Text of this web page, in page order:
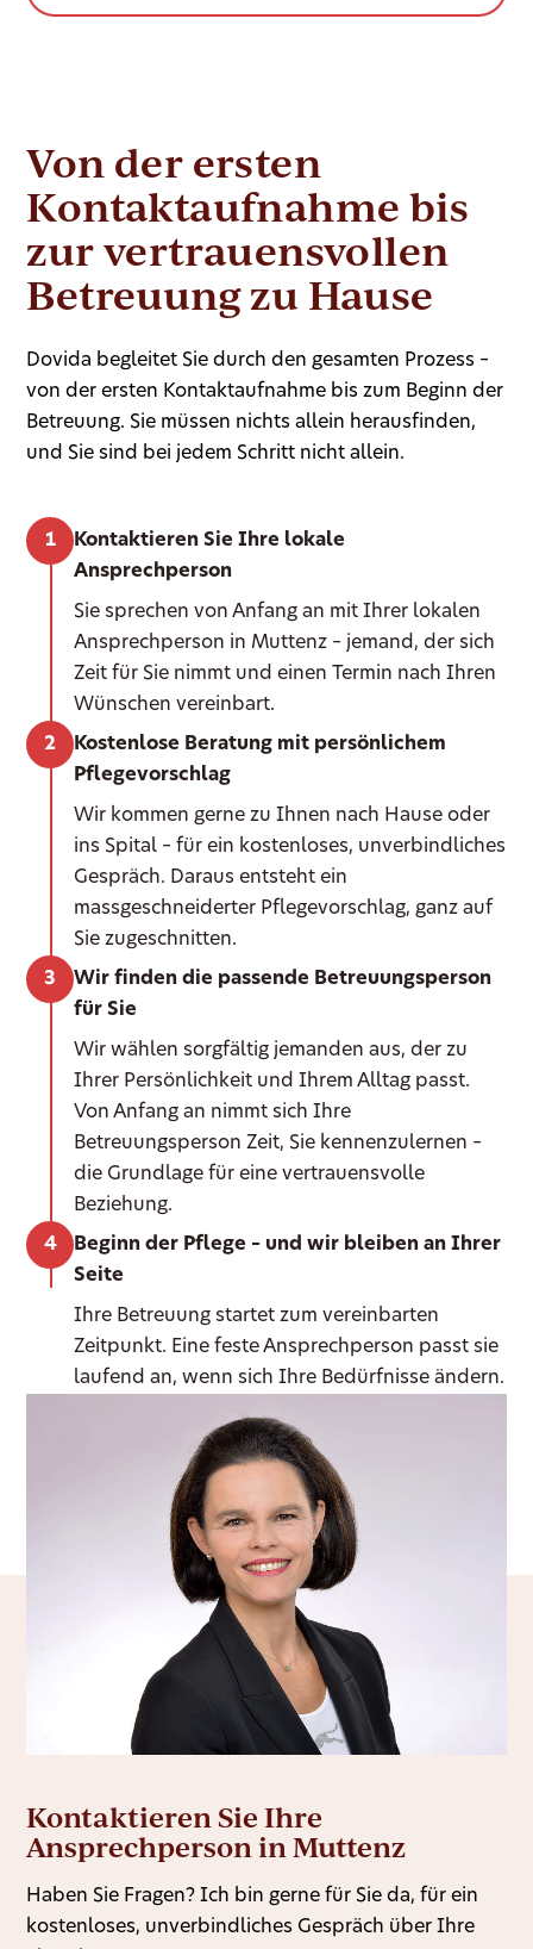
Kontaktieren Sie Ihre
Ansprechperson in Muttenz
Haben Sie Fragen? Ich bin gerne für Sie da, für ein
kostenloses, unverbindliches Gespräch über Ihre
Von der ersten
Kontaktaufnahme bis
zur vertrauensvollen
Betreuung zu Hause
Dovida begleitet Sie durch den gesamten Prozess –
von der ersten Kontaktaufnahme bis zum Beginn der
Betreuung. Sie müssen nichts allein herausfinden,
und Sie sind bei jedem Schritt nicht allein.
Kontaktieren Sie Ihre lokale
Ansprechperson
Sie sprechen von Anfang an mit Ihrer lokalen
Ansprechperson in Muttenz – jemand, der sich
Zeit für Sie nimmt und einen Termin nach Ihren
Wünschen vereinbart.
Kostenlose Beratung mit persönlichem
Pflegevorschlag
Wir kommen gerne zu Ihnen nach Hause oder
ins Spital – für ein kostenloses, unverbindliches
Gespräch. Daraus entsteht ein
massgeschneiderter Pflegevorschlag, ganz auf
Sie zugeschnitten.
Wir finden die passende Betreuungsperson
für Sie
Wir wählen sorgfältig jemanden aus, der zu
Ihrer Persönlichkeit und Ihrem Alltag passt.
Von Anfang an nimmt sich Ihre
Betreuungsperson Zeit, Sie kennenzulernen –
die Grundlage für eine vertrauensvolle
Beziehung.
Beginn der Pflege – und wir bleiben an Ihrer
Seite
Ihre Betreuung startet zum vereinbarten
Zeitpunkt. Eine feste Ansprechperson passt sie
laufend an, wenn sich Ihre Bedürfnisse ändern.